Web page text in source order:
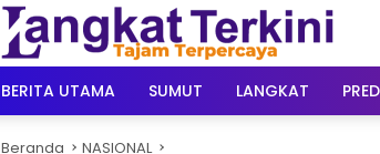
BERITA UTAMA
SUMUT LANGKAT
Beranda NASIONAL